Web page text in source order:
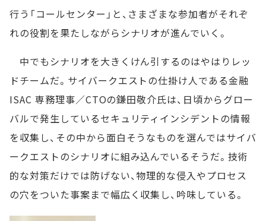
行う「コールセンター」と、さまざまな参加者がそれぞ
れの役割を果たしながらシナリオが進んでいく。
中でもシナリオを大きくけん引するのはやはりレッ
ドチームだ。サイバークエストの仕掛け人である金融
ISAC 専務理事／CTOの鎌田敬介氏は、日頃からグロー
バルで発生しているセキュリティインシデントの情報
を収集し、その中から面白そうなものを選んではサイバ
ークエストのシナリオに組み込んでいるそうだ。技術
的な対策だけでは防げない、物理的な侵入やプロセス
の穴をついた事案まで幅広く収集し、吟味している。